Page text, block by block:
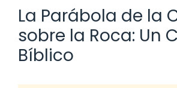
La Parábola de la
sobre la Roca: Un
Bíblico